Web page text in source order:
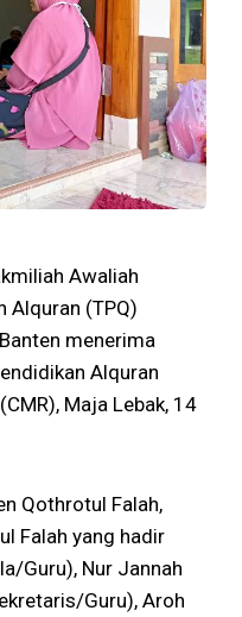
Awaliah
Alquran (TPQ)
menerima
Alquran
Maja Lebak, 14
Qothrotul Falah,
Falah yang hadir
Guru), Nur Jannah
Guru), Aroh